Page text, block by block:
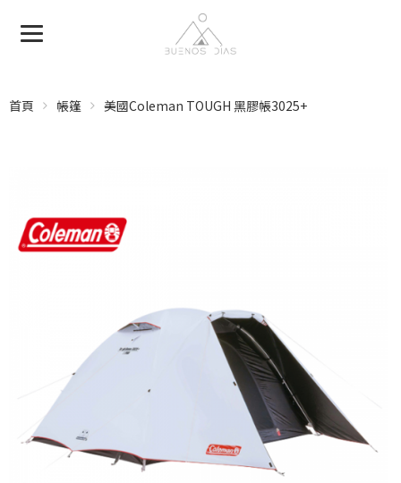
首頁 帳篷 美國Coleman TOUGH 黑膠帳3025+